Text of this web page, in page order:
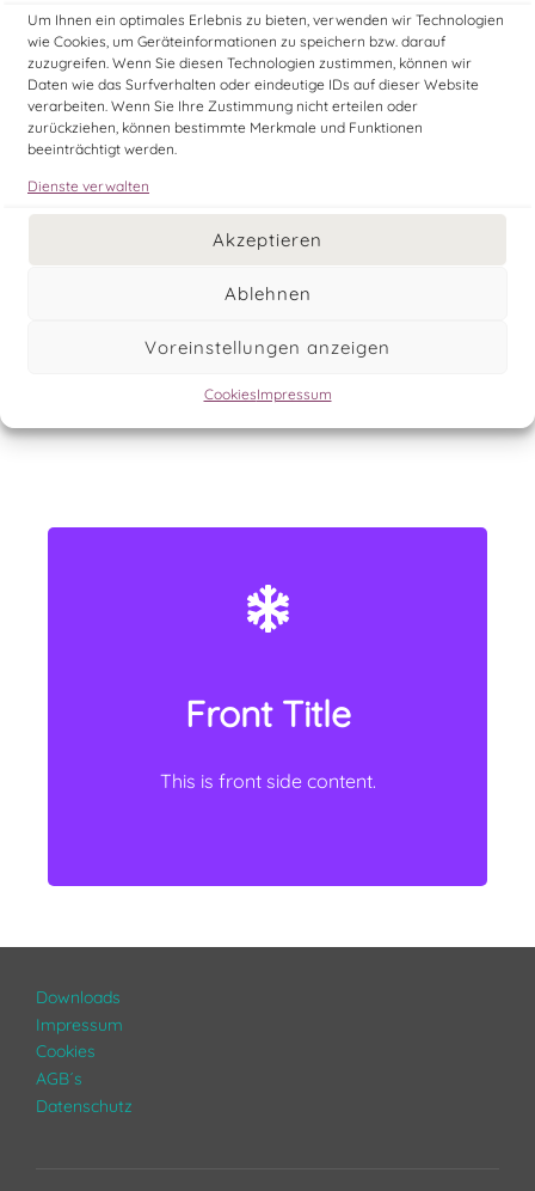
Um Ihnen ein optimales Erlebnis zu bieten, verwenden wir Technologien
wie Cookies, um Geräteinformationen zu speichern bzw. darauf
zuzugreifen. Wenn Sie diesen Technologien zustimmen, können wir
Daten wie das Surfverhalten oder eindeutige IDs auf dieser Website
verarbeiten. Wenn Sie Ihre Zustimmung nicht erteilen oder
zurückziehen, können bestimmte Merkmale und Funktionen
beeinträchtigt werden.
Dienste verwalten
Akzeptieren
Ablehnen
Voreinstellungen anzeigen
CookiesImpressum
24/7 support
CHOOSE PLAN
0 2
1
urs
0
5
inute
s
0
s
Front Title
This is front side content.
Back Title
This is back side content.
Downloads
Impressum
Cookies
AGB´s
Datenschutz